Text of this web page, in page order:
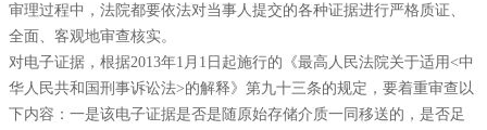
审理过程中，法院都要依法对当事人提交的各种证据进行严格质证、
全面、客观地审查核实。
对电子证据，根据2013年1月1日起施行的《最高人民法院关于适用<中
华人民共和国刑事诉讼法>的解释》第九十三条的规定，要着重审查以
下内容：一是该电子证据是否是随原始存储介质一同移送的，是否足